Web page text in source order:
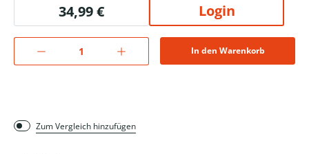
34,99 € Login
In den Warenkorb
Zum Vergleich hinzufügen